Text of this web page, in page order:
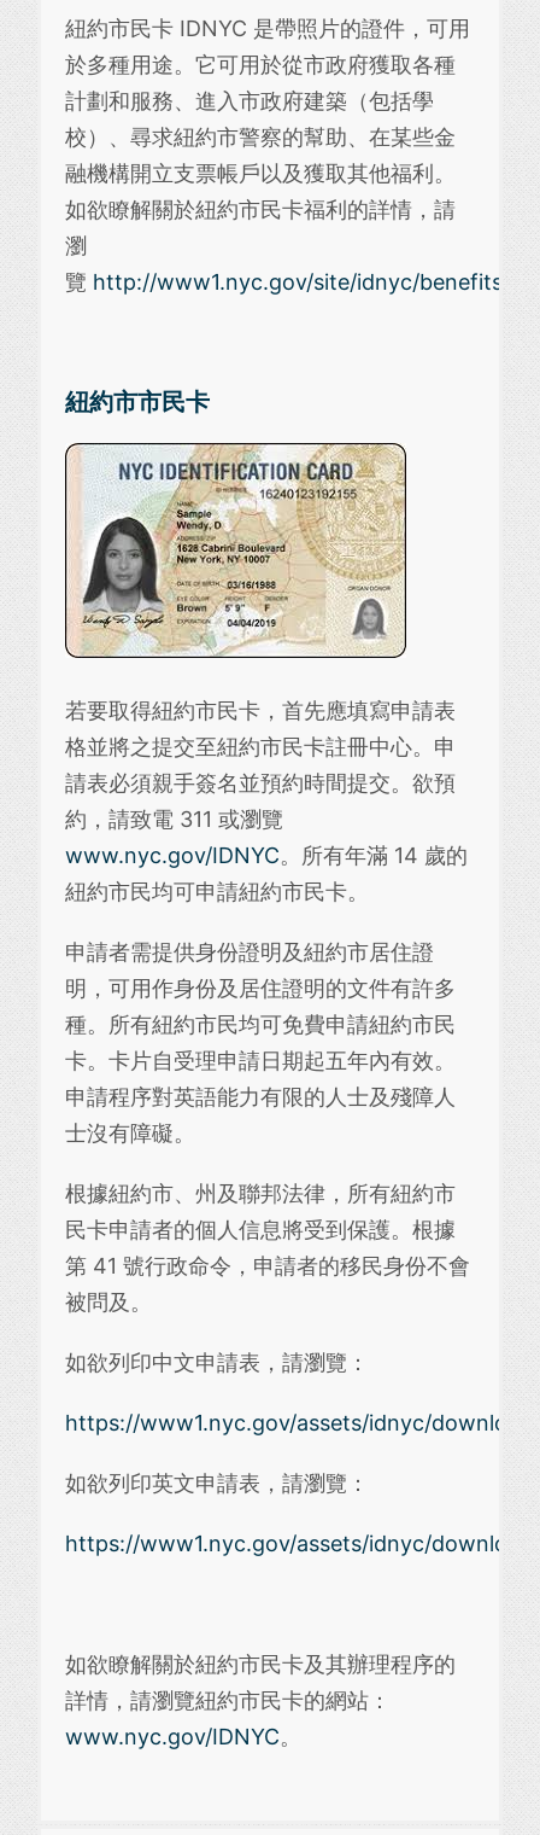
紐約市民卡 IDNYC 是帶照片的證件，可用
於多種用途。它可用於從市政府獲取各種
計劃和服務、進入市政府建築（包括學
校）、尋求紐約市警察的幫助、在某些金
融機構開立支票帳戶以及獲取其他福利。
如欲瞭解關於紐約市民卡福利的詳情，請
瀏
覽 http://www1.nyc.gov/site/idnyc/benefits/
紐約市市民卡
若要取得紐約市民卡，首先應填寫申請表
格並將之提交至紐約市民卡註冊中心。申
請表必須親手簽名並預約時間提交。欲預
約，請致電 311 或瀏覽
www.nyc.gov/IDNYC。所有年滿 14 歲的
紐約市民均可申請紐約市民卡。
申請者需提供身份證明及紐約市居住證
明，可用作身份及居住證明的文件有許多
種。所有紐約市民均可免費申請紐約市民
卡。卡片自受理申請日期起五年內有效。
申請程序對英語能力有限的人士及殘障人
士沒有障礙。
根據紐約市、州及聯邦法律，所有紐約市
民卡申請者的個人信息將受到保護。根據
第 41 號行政命令，申請者的移民身份不會
被問及。
如欲列印中文申請表，請瀏覽：
https://www1.nyc.gov/assets/idnyc/
如欲列印英文申請表，請瀏覽：
https://www1.nyc.gov/assets/idnyc/
如欲瞭解關於紐約市民卡及其辦理程序的
詳情，請瀏覽紐約市民卡的網站：
www.nyc.gov/IDNYC。